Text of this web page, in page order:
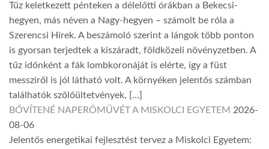
Tűz keletkezett pénteken a délelőtti órákban a Bekecsi-
hegyen, más néven a Nagy-hegyen – számolt be róla a
Szerencsi Hírek. A beszámoló szerint a lángok több ponton
is gyorsan terjedtek a kiszáradt, földközeli növényzetben. A
tűz időnként a fák lombkoronáját is elérte, így a füst
messziről is jól látható volt. A környéken jelentős számban
találhatók szőlőültetvények, […]
BŐVÍTENÉ NAPERŐMŰVÉT A MISKOLCI EGYETEM 2026-
08-06
Jelentős energetikai fejlesztést tervez a Miskolci Egyetem: